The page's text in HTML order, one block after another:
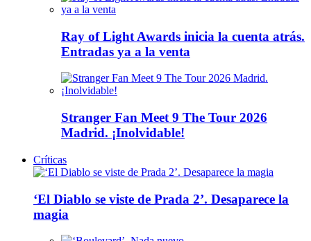
Ray of Light Awards inicia la cuenta atrás.
Entradas ya a la venta
Stranger Fan Meet 9 The Tour 2026
Madrid. ¡Inolvidable!
Críticas
‘El Diablo se viste de Prada 2’. Desaparece la
magia